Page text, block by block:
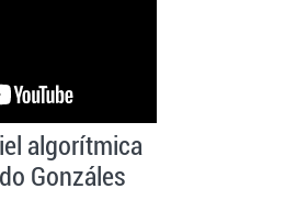
algorítmica
Gonzáles